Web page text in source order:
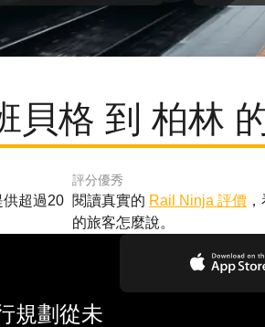
貝格 到 柏林
超過20
評分優秀
閱讀真實的 Rail Ninja 評價，
的旅客怎麼說。
規劃從未